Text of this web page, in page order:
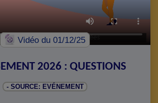
Vidéodu 01/12/25
2026 : QUESTIONS
- SOURCE: EVÉNEMENT